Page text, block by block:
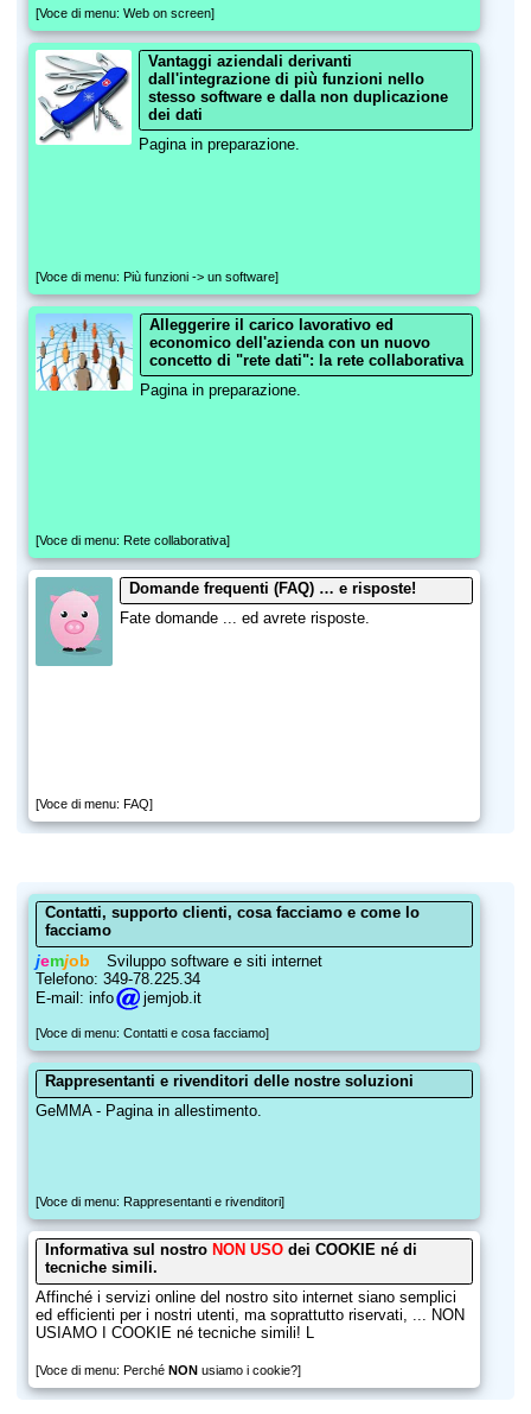
[Voce di menu: Web on screen]
Vantaggi aziendali derivanti
dall'integrazione di più funzioni nello
stesso software e dalla non duplicazione
dei dati
Pagina in preparazione.
[Voce di menu: Più funzioni -> un software]
Alleggerire il carico lavorativo ed
economico dell'azienda con un nuovo
concetto di "rete dati": la rete collaborativa
Pagina in preparazione.
[Voce di menu: Rete collaborativa]
Domande frequenti (FAQ) … e risposte!
Fate domande ... ed avrete risposte.
[Voce di menu: FAQ]
Contatti, supporto clienti, cosa facciamo e come lo
facciamo
jemjob
Sviluppo software e siti internet
Telefono: 349-78.225.34
E-mail: info
jemjob.it
[Voce di menu: Contatti e cosa facciamo]
Rappresentanti e rivenditori delle nostre soluzioni
GeMMA - Pagina in allestimento.
[Voce di menu: Rappresentanti e rivenditori]
Informativa sul nostro NON USOdei COOKIE né di
tecniche simili.
Affinché i servizi online del nostro sito internet siano semplici
ed efficienti per i nostri utenti, ma soprattutto riservati, ... NON
USIAMO I COOKIE né tecniche simili! L
[Voce di menu: Perché NON usiamo i cookie?]